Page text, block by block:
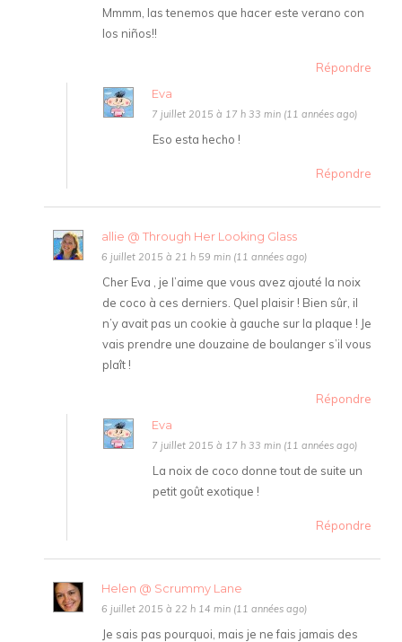
Mmmm, las tenemos que hacer este verano con
los niños!!
Répondre
Eva
7 juillet 2015 à 17 h 33 min (11 années ago)
Eso esta hecho !
Répondre
allie @ Through Her Looking Glass
6 juillet 2015 à 21 h 59 min (11 années ago)
Cher Eva , je l’aime que vous avez ajouté la noix
de coco à ces derniers. Quel plaisir ! Bien sûr, il
n’y avait pas un cookie à gauche sur la plaque ! Je
vais prendre une douzaine de boulanger s’il vous
plaît !
Répondre
Eva
7 juillet 2015 à 17 h 33 min (11 années ago)
La noix de coco donne tout de suite un
petit goût exotique !
Répondre
Helen @ Scrummy Lane
6 juillet 2015 à 22 h 14 min (11 années ago)
Je sais pas pourquoi, mais je ne fais jamais des